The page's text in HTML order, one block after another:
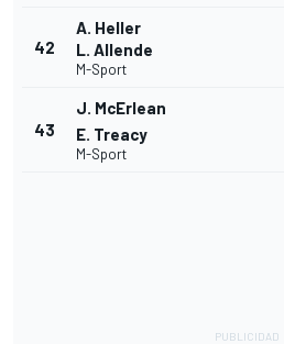
42
A. Heller
L. Allende
M-Sport
43
J. McErlean
E. Treacy
M-Sport